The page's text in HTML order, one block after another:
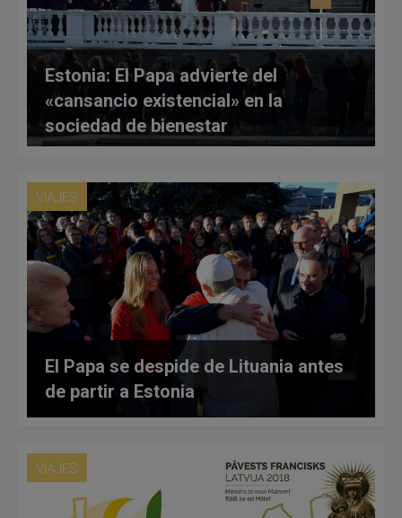
Estonia: El Papa advierte del
«cansancio existencial» en la
sociedad de bienestar
VIAJES
El Papa se despide de Lituania antes
de partir a Estonia
VIAJES